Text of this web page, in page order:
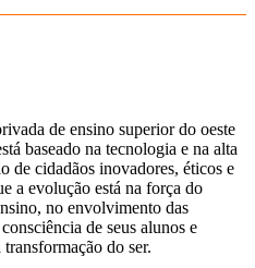
de ensino superior do oeste
baseado na tecnologia e na alta
de cidadãos inovadores, éticos e
a evolução está na força do
no envolvimento das
de seus alunos e
do ser.